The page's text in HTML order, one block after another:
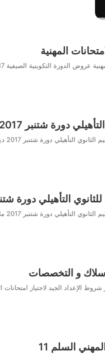
المهنية
دورة شتنبر 2017
2017 ديداكتيك مادة اللغة الفرنسية…
التأهيلي دورة شتنبر
2017 مادة المجال البيداغوجي والممارسة…
و التخصصات
الإعداد الجيد لاجتياز
السلم 11